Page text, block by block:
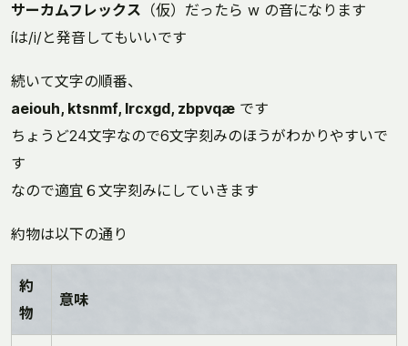
サーカムフレックス （仮）だったら w の音になります
íは/i/と発音してもいいです
続いて文字の順番、
aeiouh, ktsnmf, lrcxgd, zbpvqæ です
ちょうど24文字なので6文字刻みのほうがわかりやすいで
す
なので適宜６文字刻みにしていきます
約物は以下の通り
約
物
意味